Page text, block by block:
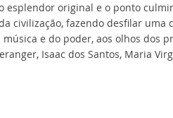
esplendor original e o ponto
civilização, fazendo desfilar uma
música e do poder, aos olhos dos
Isaac dos Santos, Maria